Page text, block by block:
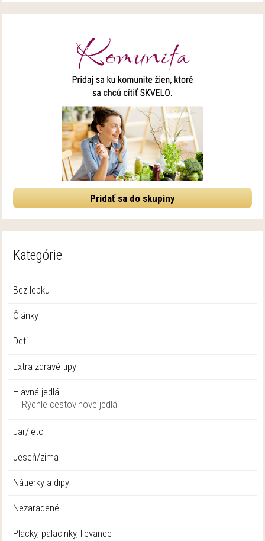
Pridať sa do skupiny
Kategórie
Bez lepku
Články
Deti
Extra zdravé tipy
Hlavné jedlá
Rýchle cestovinové jedlá
Jar/leto
Jeseň/zima
Nátierky a dipy
Nezaradené
Placky, palacinky, lievance